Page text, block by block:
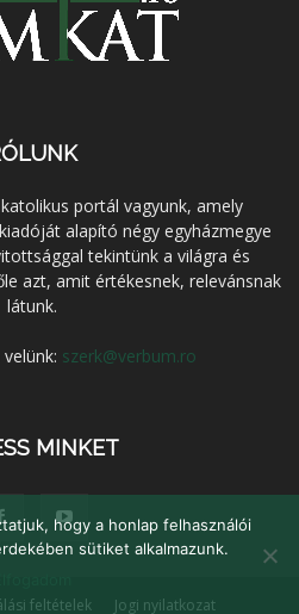
portál vagyunk, amely
alapító négy egyházmegye
tekintünk a világra és
azt, amit értékesnek, relevánsnak
látunk.
szerk@verbum.ro
MINKET
feltételek Jogi nyilatkozat
hogy a honlap felhasználói
sütiket alkalmazunk.